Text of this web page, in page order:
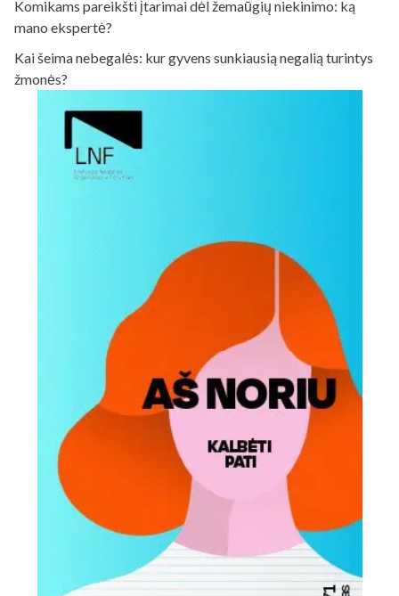
Komikams pareikšti įtarimai dėl žemaūgių niekinimo: ką
mano ekspertė?
Kai šeima nebegalės: kur gyvens sunkiausią negalią turintys
žmonės?